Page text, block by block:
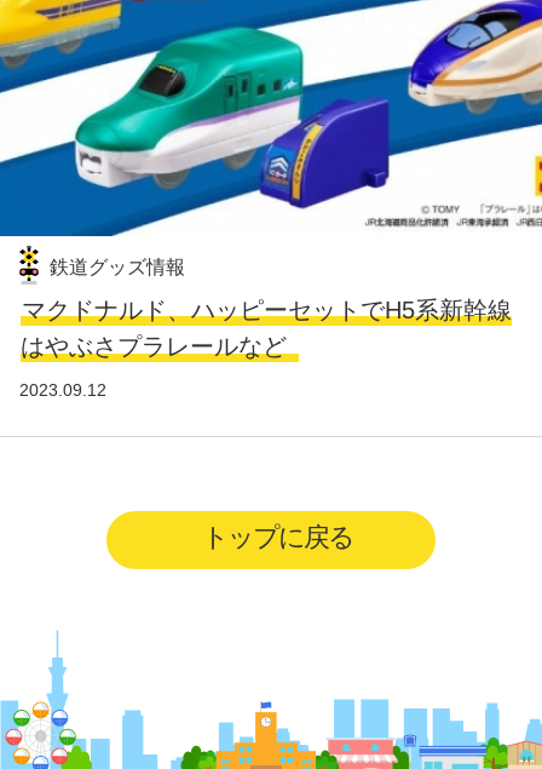
鉄道グッズ情報
マクドナルド、ハッピーセットでH5系新幹線
はやぶさプラレールなど
2023.09.12
トップに戻る